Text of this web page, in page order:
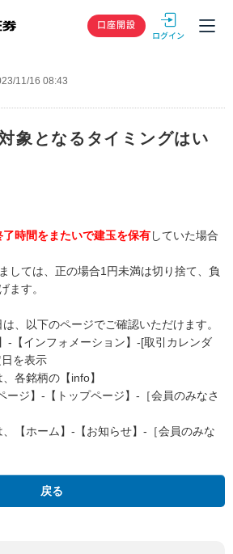
GMOクリック
口座開設
11/16 08:43
象となるタイミングはい
時間をまたいで建玉を保有していた場合
しては、正の場合1円未満は切り捨て、負
ます。
、以下のページでご確認いただけます。
-【インフォメーション】-[取引カレンダ
を表示
各銘柄の【info】
ージ】-【トップページ】-［会員のみなさ
、【ホーム】-【お知らせ】-［会員のみな
戻る